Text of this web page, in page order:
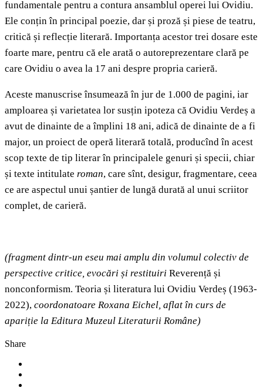
fundamentale pentru a contura ansamblul operei lui Ovidiu.
Ele conțin în principal poezie, dar și proză și piese de teatru,
critică și reflecție literară. Importanța acestor trei dosare este
foarte mare, pentru că ele arată o autoreprezentare clară pe
care Ovidiu o avea la 17 ani despre propria carieră.
Aceste manuscrise însumează în jur de 1.000 de pagini, iar
amploarea și varietatea lor susțin ipoteza că Ovidiu Verdeș a
avut de dinainte de a împlini 18 ani, adică de dinainte de a fi
major, un proiect de operă literară totală, producînd în acest
scop texte de tip literar în principalele genuri și specii, chiar
și texte intitulate roman, care sînt, desigur, fragmentare, ceea
ce are aspectul unui șantier de lungă durată al unui scriitor
complet, de carieră.
(fragment dintr-un eseu mai amplu din volumul colectiv de
perspective critice, evocări și restituiri Reverență și
nonconformism. Teoria și literatura lui Ovidiu Verdeș (1963-
2022), coordonatoare Roxana Eichel, aflat în curs de
apariție la Editura Muzeul Literaturii Române)
Share